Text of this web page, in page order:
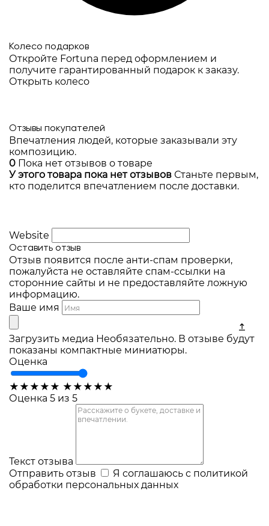
Колесо подарков
Откройте Fortuna перед оформлением и
получите гарантированный подарок к заказу.
Открыть колесо
Отзывы покупателей
Впечатления людей, которые заказывали эту
композицию.
0 Пока нет отзывов о товаре
У этого товара пока нет отзывов Станьте первым,
кто поделится впечатлением после доставки.
Website
Оставить отзыв
Отзыв появится после анти-спам проверки,
пожалуйста не оставляйте спам-ссылки на
сторонние сайты и не предоставляйте ложную
информацию.
Ваше имя
Загрузить медиа Необязательно. В отзыве будут
показаны компактные миниатюры.
Оценка
★ ★ ★ ★ ★ ★ ★ ★ ★ ★
Оценка 5 из 5
Текст отзыва
Отправить отзыв
Я соглашаюсь с политикой
обработки персональных данных